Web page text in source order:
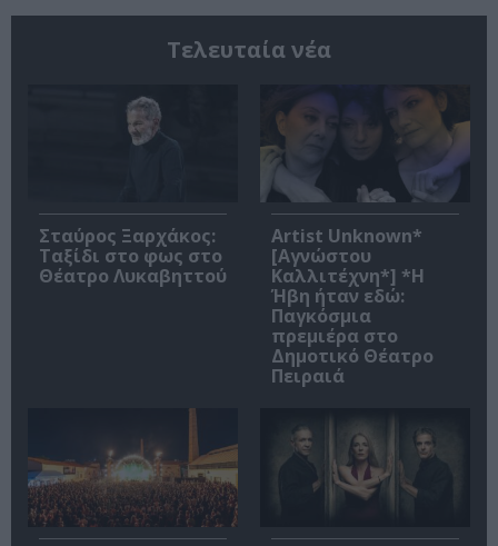
Τελευταία νέα
Σταύρος Ξαρχάκος:
Ταξίδι στο φως στο
Θέατρο Λυκαβηττού
Artist Unknown*
[Αγνώστου
Καλλιτέχνη*] *Η
Ήβη ήταν εδώ:
Παγκόσμια
πρεμιέρα στο
Δημοτικό Θέατρο
Πειραιά